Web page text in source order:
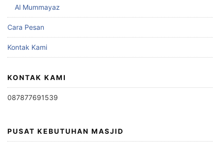
Al Mummayaz
Cara Pesan
Kontak Kami
KONTAK KAMI
087877691539
PUSAT KEBUTUHAN MASJID